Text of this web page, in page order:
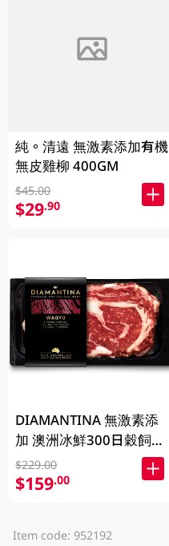
純。清遠 無激素添加有機
無皮雞柳 400GM
$45.00
$29.90
DIAMANTINA 無激素添
加 澳洲冰鮮300日穀飼和
牛肉眼扒SB4+ 200克
$229.00
$159.00
Item code: 952192